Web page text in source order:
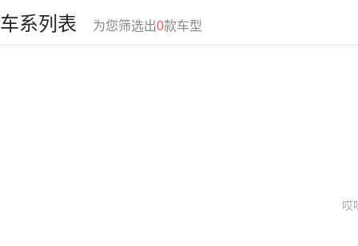
车系列表 为您筛选出0款车型
哎